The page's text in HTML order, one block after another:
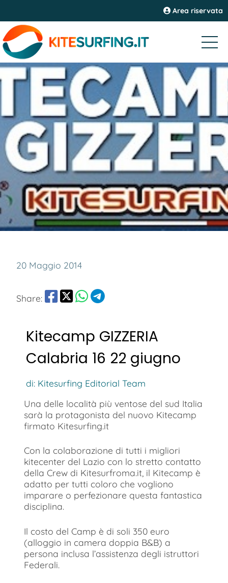
Area riservata
20 Maggio 2014
Share:
Kitecamp GIZZERIA
Calabria 16 22 giugno
di: Kitesurfing Editorial Team
Una delle località più ventose del sud Italia
sarà la protagonista del nuovo Kitecamp
firmato Kitesurfing.it
Con la colaborazione di tutti i migliori
kitecenter del Lazio con lo stretto contatto
della Crew di Kitesurfroma.it, il Kitecamp è
adatto per tutti coloro che vogliono
imparare o perfezionare questa fantastica
disciplina.
Il costo del Camp è di soli 350 euro
(alloggio in camera doppia B&B) a
persona inclusa l’assistenza degli istruttori
Federali.